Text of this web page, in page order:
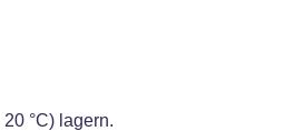
°C) lagern.